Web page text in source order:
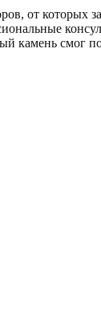
от которых
камень смог